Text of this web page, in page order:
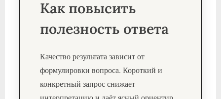
Как повысить
полезность ответа
Качество результата зависит от
формулировки вопроса. Короткий и
конкретный запрос снижает